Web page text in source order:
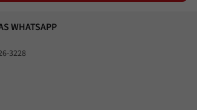
WHATSAPP
3228